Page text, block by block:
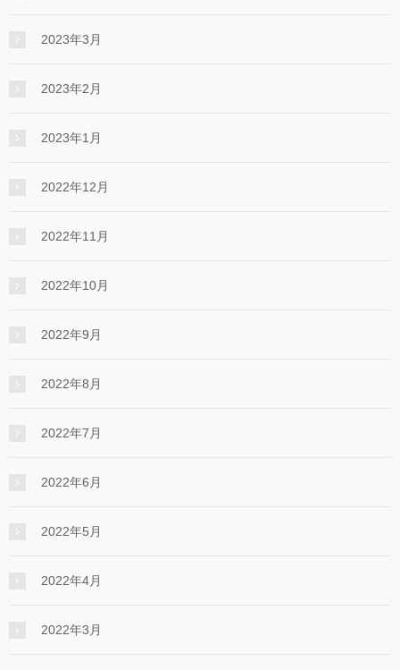
2023年3月
2023年2月
2023年1月
2022年12月
2022年11月
2022年10月
2022年9月
2022年8月
2022年7月
2022年6月
2022年5月
2022年4月
2022年3月